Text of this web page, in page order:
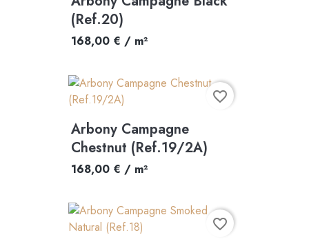
(Ref.20)
168,00 € / m²
Arbony Campagne
Chestnut (Ref.19/2A)
168,00 € / m²
favorite_border
favorite_border